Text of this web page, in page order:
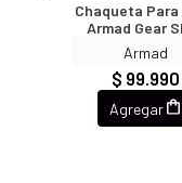
Chaqueta
Armad Gear
EdicionArmad
$ 99.990
Agregar